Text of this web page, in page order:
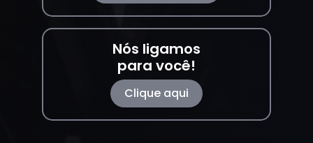
Nós ligamos
para você!
Clique aqui